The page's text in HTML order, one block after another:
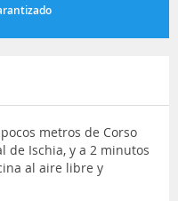
metros de Corso
de Ischia, y a 2 minutos
al aire libre y